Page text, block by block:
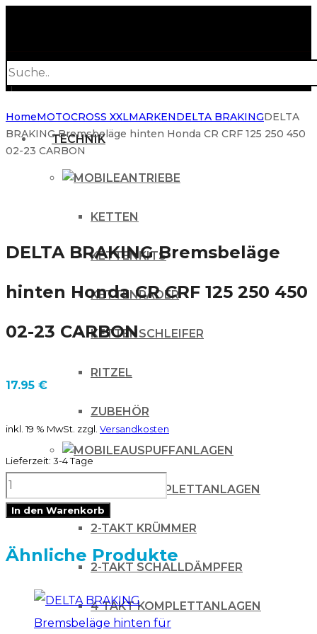
search
TECHNIK
ANTRIEBE
KETTEN
KETTENKITS
KETTENRÄDER
KETTENSCHLEIFER
RITZEL
ZUBEHÖR
AUSPUFFANLAGEN
2-TAKT KOMPLETTANLAGEN
2-TAKT KRÜMMER
2-TAKT SCHALLDÄMPFER
4 TAKT KOMPLETTANLAGEN
HomeMOTOCROSS XXLMARKENDELTA BRAKINGDELTA
BRAKING Bremsbeläge hinten Honda CR CRF 125 250 450
02-23 CARBON
DELTA BRAKING Bremsbeläge
hinten Honda CR CRF 125 250 450
02-23 CARBON
17.95 €
inkl. 19 % MwSt. zzgl. Versandkosten
Lieferzeit: 3-4 Tage
DELTA
BRAKING
Bremsbeläge
hinten
In den Warenkorb
Ähnliche Produkte